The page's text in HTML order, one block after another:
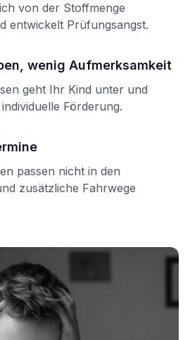
von der Stoffmenge
entwickelt Prüfungsangst.
wenig Aufmerksamkeit
geht Ihr Kind unter und
Förderung.
passen nicht in den
zusätzliche Fahrwege